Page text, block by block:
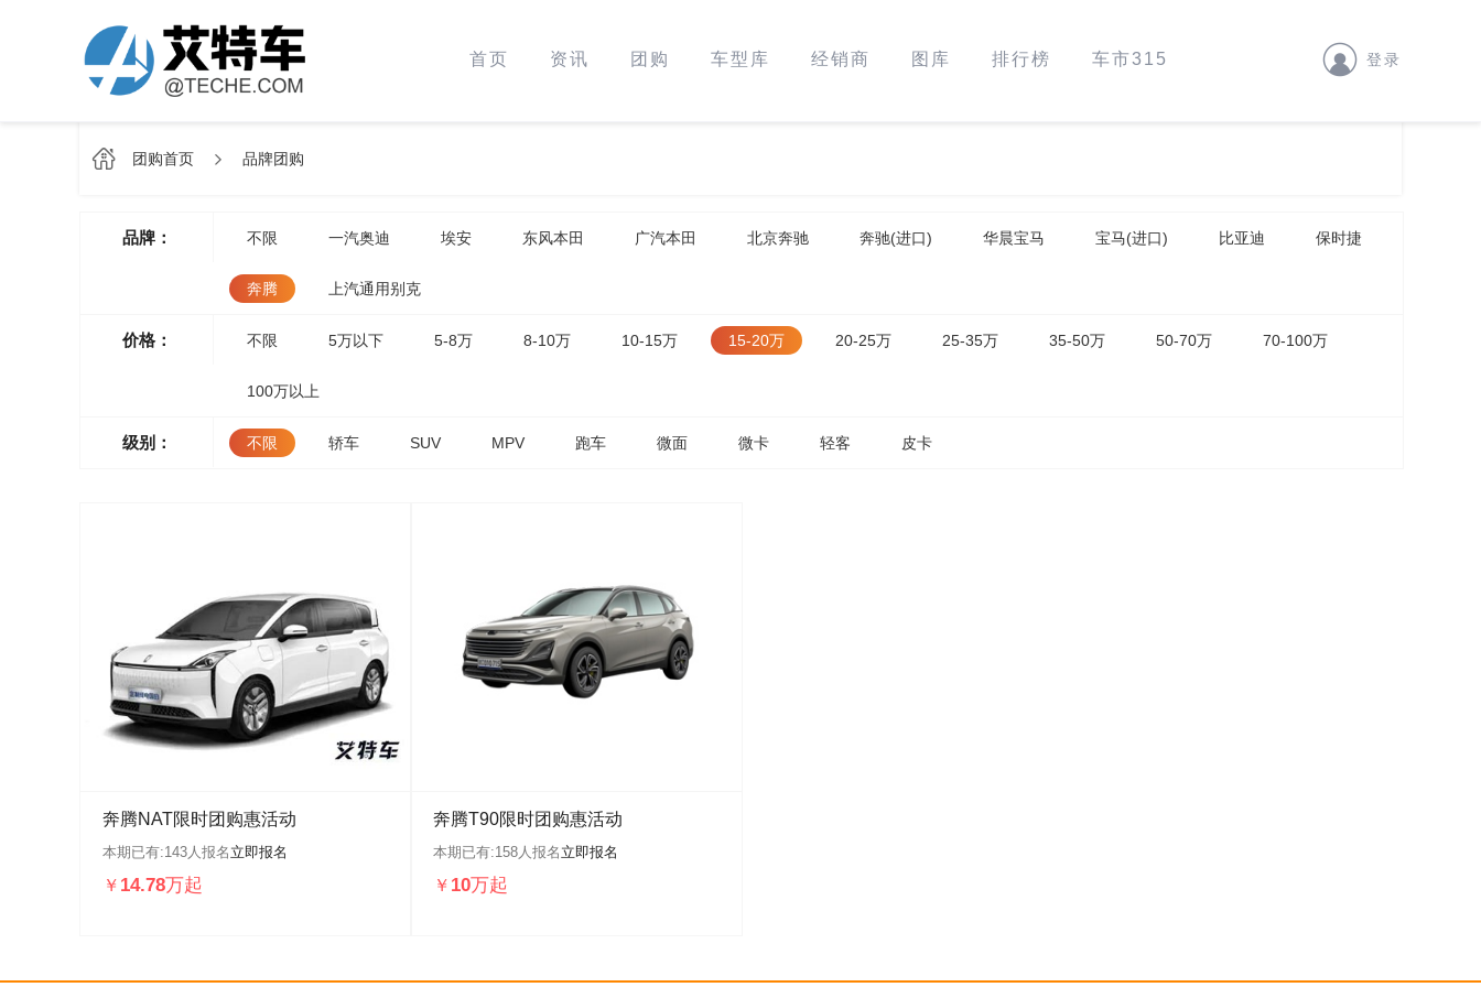
首页 资讯 团购 车型库 经销商 图库 排行榜 车市315 登录
团购首页 品牌团购
品牌： 不限 一汽奥迪 埃安 东风本田 广汽本田 北京奔驰 奔驰(进口) 华晨宝马 宝马(进口) 比亚迪 保时捷
奔腾 上汽通用别克
价格： 不限 5万以下 5-8万 8-10万 10-15万 15-20万 20-25万 25-35万 35-50万 50-70万 70-100万
100万以上
级别： 不限 轿车 SUV MPV 跑车 微面 微卡 轻客 皮卡
奔腾NAT限时团购惠活动
本期已有:143 人报名 立即报名
￥ 14.78万起
奔腾T90限时团购惠活动
本期已有:158 人报名 立即报名
￥ 10万起